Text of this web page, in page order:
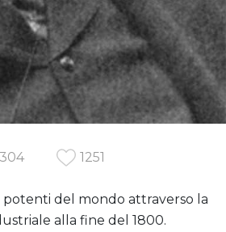
1251
del mondo attraverso la
alla fine del 1800.